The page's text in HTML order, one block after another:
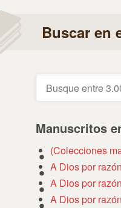
Buscar en
Manuscritos
(Colecciones
A Dios por
A Dios por
A Dios por